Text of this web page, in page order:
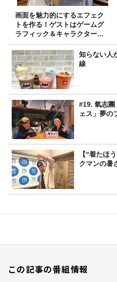
画面を魅力的にするエフェク
トを作る！ゲストはゲームグ
ラフィック＆キャラクター専
攻の遠藤里桜さん！
知らない人
線
#19. 氣志團
ェス」夢の
【“着たほ
クマンの暑
この記事の番組情報